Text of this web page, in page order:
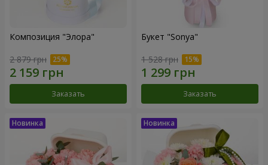
Композиция "Элора"
2 879 грн
Заказать
Букет "Sonya"
1 528 грн
Заказать